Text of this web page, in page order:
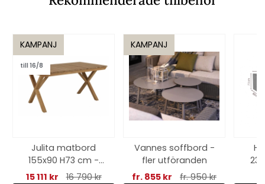
KAMPANJ
till 16/8
Julita matbord
155x90 H73 cm -
teak
15 111 kr 16 790 kr
KAMPANJ
Vannes soffbord -
fler utföranden
fr. 855 kr
fr. 950 kr